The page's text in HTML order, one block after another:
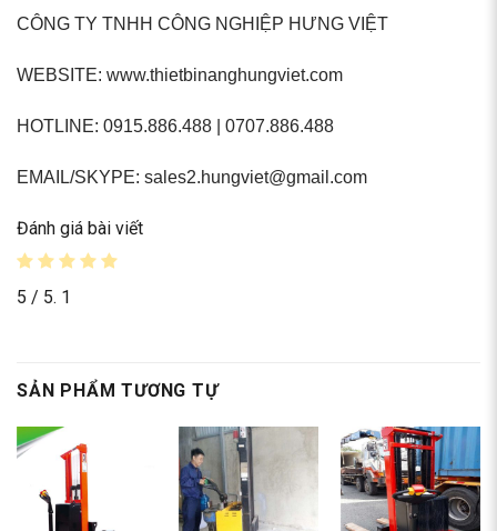
CÔNG TY TNHH CÔNG NGHIỆP HƯNG VIỆT
WEBSITE: www.thietbinanghungviet.com
HOTLINE: 0915.886.488 | 0707.886.488
EMAIL/SKYPE: sales2.hungviet@gmail.com
Đánh giá bài viết
5 / 5. 1
SẢN PHẨM TƯƠNG TỰ